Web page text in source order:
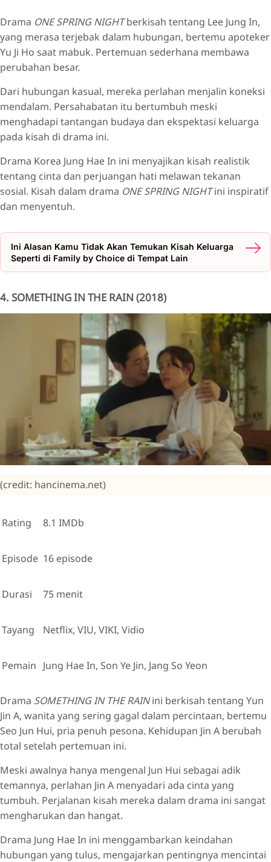
Drama ONE SPRING NIGHTberkisah tentang Lee Jung In,
yang merasa terjebak dalam hubungan, bertemu apoteker
Yu Ji Ho saat mabuk. Pertemuan sederhana membawa
perubahan besar.
Dari hubungan kasual, mereka perlahan menjalin koneksi
mendalam. Persahabatan itu bertumbuh meski
menghadapi tantangan budaya dan ekspektasi keluarga
pada kisah di drama ini.
Drama Korea Jung Hae In ini menyajikan kisah realistik
tentang cinta dan perjuangan hati melawan tekanan
sosial. Kisah dalam drama ONE SPRING NIGHTini inspiratif
dan menyentuh.
Ini Alasan Kamu Tidak Akan Temukan Kisah Keluarga
Seperti di Family by Choice di Tempat Lain
4. SOMETHING IN THE RAIN (2018)
(credit: hancinema.net)
Rating 8.1 IMDb
Episode 16 episode
Durasi 75 menit
Tayang Netflix, VIU, VIKI, Vidio
Pemain Jung Hae In, Son Ye Jin, Jang So Yeon
Drama SOMETHING IN THE RAINini berkisah tentang Yun
Jin A, wanita yang sering gagal dalam percintaan, bertemu
Seo Jun Hui, pria penuh pesona. Kehidupan Jin A berubah
total setelah pertemuan ini.
Meski awalnya hanya mengenal Jun Hui sebagai adik
temannya, perlahan Jin A menyadari ada cinta yang
tumbuh. Perjalanan kisah mereka dalam drama ini sangat
mengharukan dan hangat.
Drama Jung Hae In ini menggambarkan keindahan
hubungan yang tulus, mengajarkan pentingnya mencintai